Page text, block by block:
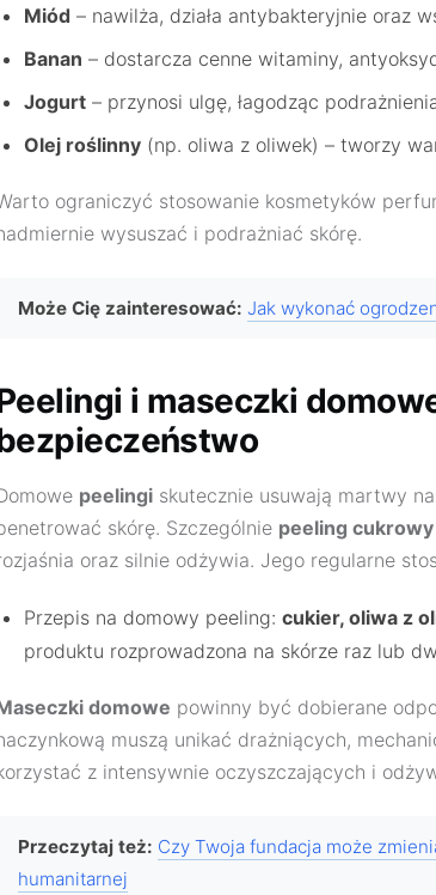
Miód – nawilża, działa antybakteryjnie oraz
Banan – dostarcza cenne witaminy,
Jogurt – przynosi ulgę, łagodząc
Olej roślinny (np. oliwa z oliwek) – tworzy
ograniczyć stosowanie kosmetyków
wysuszać i podrażniać skórę.
Może Cię zainteresować: Jak wykonać
i maseczki
peelingi skutecznie usuwają martwy
skórę. Szczególnie peeling cukrowy
oraz silnie odżywia. Jego regularne
Przepis na domowy peeling: cukier, oliwa z
produktu rozprowadzona na skórze raz lub
domowe powinny być dobierane
muszą unikać drażniących,
z intensywnie oczyszczających i
Przeczytaj też: Czy Twoja fundacja może
humanitarnej